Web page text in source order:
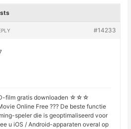
#14233
film gratis downloaden ☆☆☆
Online Free ??? De beste functie
speler die is geoptimaliseerd voor
u iOS / Android-apparaten overal op